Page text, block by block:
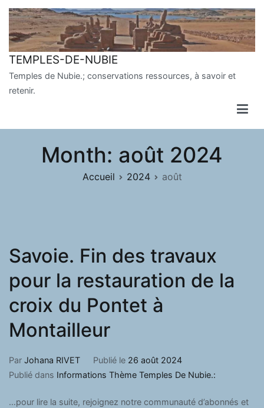
Aller
contenu
TEMPLES-DE-NUBIE
Temples de Nubie.; conservations ressources, à savoir et
retenir.
Month: août 2024
Accueil 2024 août
Savoie. Fin des travaux
pour la restauration de la
croix du Pontet à
Montailleur
Par Johana RIVET Publié le 26 août 2024
Publié dans Informations Thème Temples De Nubie.:
…pour lire la suite, rejoignez notre communauté d’abonnés et